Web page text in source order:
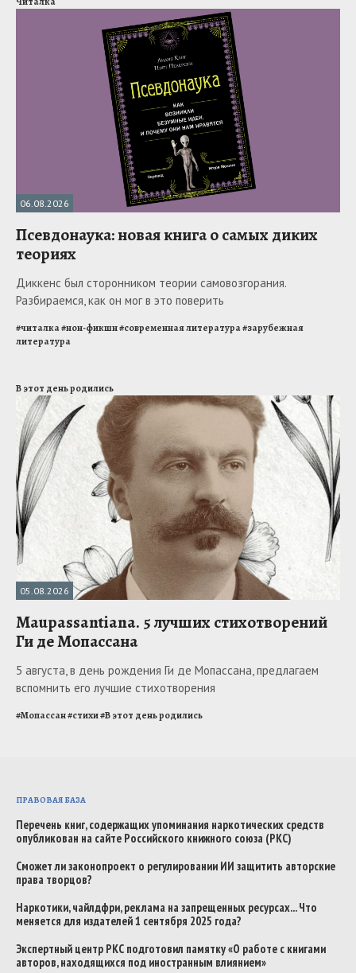
06.08.2026
Псевдонаука: новая книга о самых диких
теориях
Диккенс был сторонником теории самовозгорания.
Разбираемся, как он мог в это поверить
#читалка#нон-фикшн#современная литература#зарубежная
литература
В этот день родились
05.08.2026
Maupassantiana. 5 лучших стихотворений
Ги де Мопассана
5 августа, в день рождения Ги де Мопассана, предлагаем
вспомнить его лучшие стихотворения
#Мопассан#стихи#В этот день родились
ПРАВОВАЯ БАЗА
Перечень книг, содержащих упоминания наркотических средств
опубликован на сайте Российского книжного союза (РКС)
Сможет ли законопроект о регулировании ИИ защитить авторские
права творцов?
Наркотики, чайлдфри, реклама на запрещенных ресурсах... Что
меняется для издателей 1 сентября 2025 года?
Экспертный центр РКС подготовил памятку «О работе с книгами
авторов, находящихся под иностранным влиянием»